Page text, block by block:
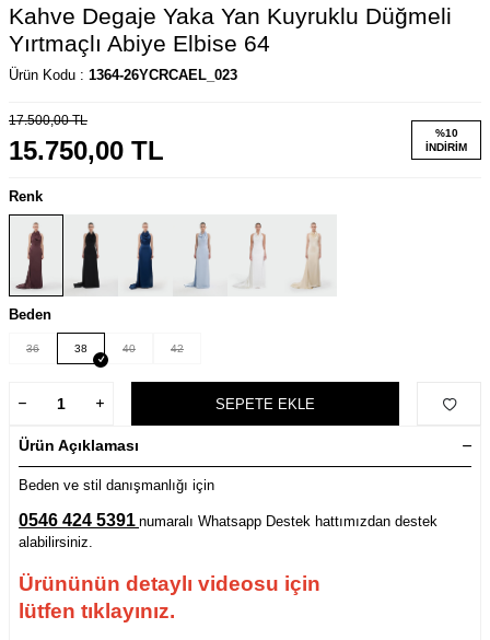
Kahve Degaje Yaka Yan Kuyruklu Düğmeli
Yırtmaçlı Abiye Elbise 64
Ürün Kodu : 1364-26YCRCAEL_023
17.500,00TL
15.750,00 TL
%10
İNDIRIM
Renk
Beden
36 38 40 42
SEPETE EKLE
Ürün Açıklaması
Beden ve stil danışmanlığı için
0546 424 5391 numaralı Whatsapp Destek hattımızdan destek
alabilirsiniz.
Ürününün detaylı videosu için
lütfen tıklayınız.